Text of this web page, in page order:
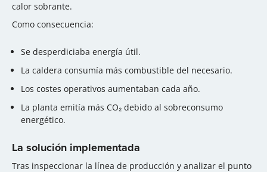
calor sobrante.
Como consecuencia:
Se desperdiciaba energía útil.
La caldera consumía más combustible del necesario.
Los costes operativos aumentaban cada año.
La planta emitía más CO₂ debido al sobreconsumo
energético.
La solución implementada
Tras inspeccionar la línea de producción y analizar el punto